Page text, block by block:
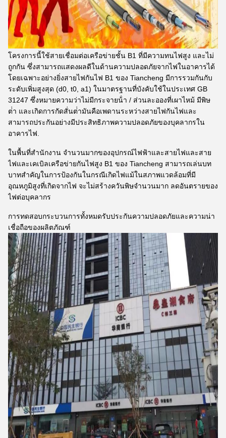
โครงการนี้ใช้สายเชื่อมต่อเครือข่ายชั้น B1 ที่มีความทนไฟสูง และไม่
ถูกกัน ซึ่งสามารถแสดงผลดีในด้านความปลอดภัยจากไฟในอาคารได้
โดยเฉพาะอย่างยิ่งสายไฟกันไฟ B1 ของ Tiancheng มีการรวมกันกับ
ระดับเพิ่มสูงสุด (d0, t0, a1) ในมาตรฐานที่บังคับใช้ในประเทศ GB
31247 ซึ่งหมายความว่าไม่มีกระจายน้ํา / ส่วนละอองที่เผาไหม้ มีพิษ
ต่ํา และเกิดการกัดสั่นต่ํามันคือเพดานระหว่างสายไฟกันไฟและ
สามารถประกันอย่างมีประสิทธิภาพความปลอดภัยของบุคลากรใน
อาคารไฟ.
ในพื้นที่สํานักงาน จํานวนมากของอุปกรณ์ไฟฟ้าและสายไฟและสาย
ไฟและเคเบิลเครือข่ายกันไฟสูง B1 ของ Tiancheng สามารถเล่นบท
บาทสําคัญในการป้องกันในกรณีเกิดไฟแม้ในสภาพแวดล้อมที่มี
อุณหภูมิสูงที่เกิดจากไฟ จะไม่สร้างควันพิษจํานวนมาก ลดอันตรายของ
ไฟต่อบุคลากร
การทดสอบกระบวนการทั้งหมดรับประกันความปลอดภัยและความน่า
เชื่อถือของผลิตภัณฑ์